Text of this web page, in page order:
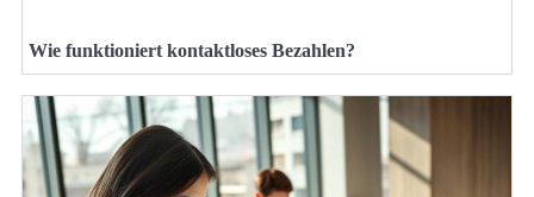
Wie funktioniert kontaktloses Bezahlen?